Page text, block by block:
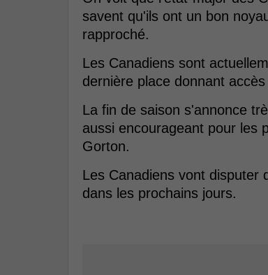
savent qu'ils ont un bon
rapproché.
Les Canadiens sont
dernière place donnant
La fin de saison s'annonce
aussi encourageant pour les
Gorton.
Les Canadiens vont disputer
dans les prochains jours.